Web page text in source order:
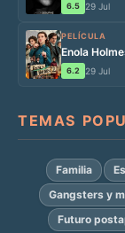
6.5 29 Jul
PELÍCULA
Enola
6.2 29 Jul
TEMAS
Familia
Gangsters y
Futuro